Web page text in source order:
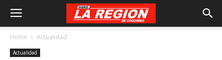
Home Actualidad
Actualidad